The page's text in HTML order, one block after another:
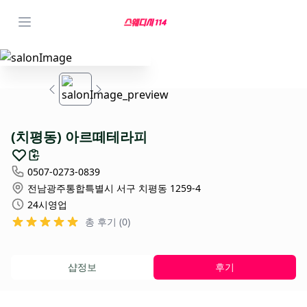
(치평동) 아르떼테라피
0507-0273-0839
전남광주통합특별시 서구 치평동 1259-4
24시영업
총 후기 (0)
샵정보 후기